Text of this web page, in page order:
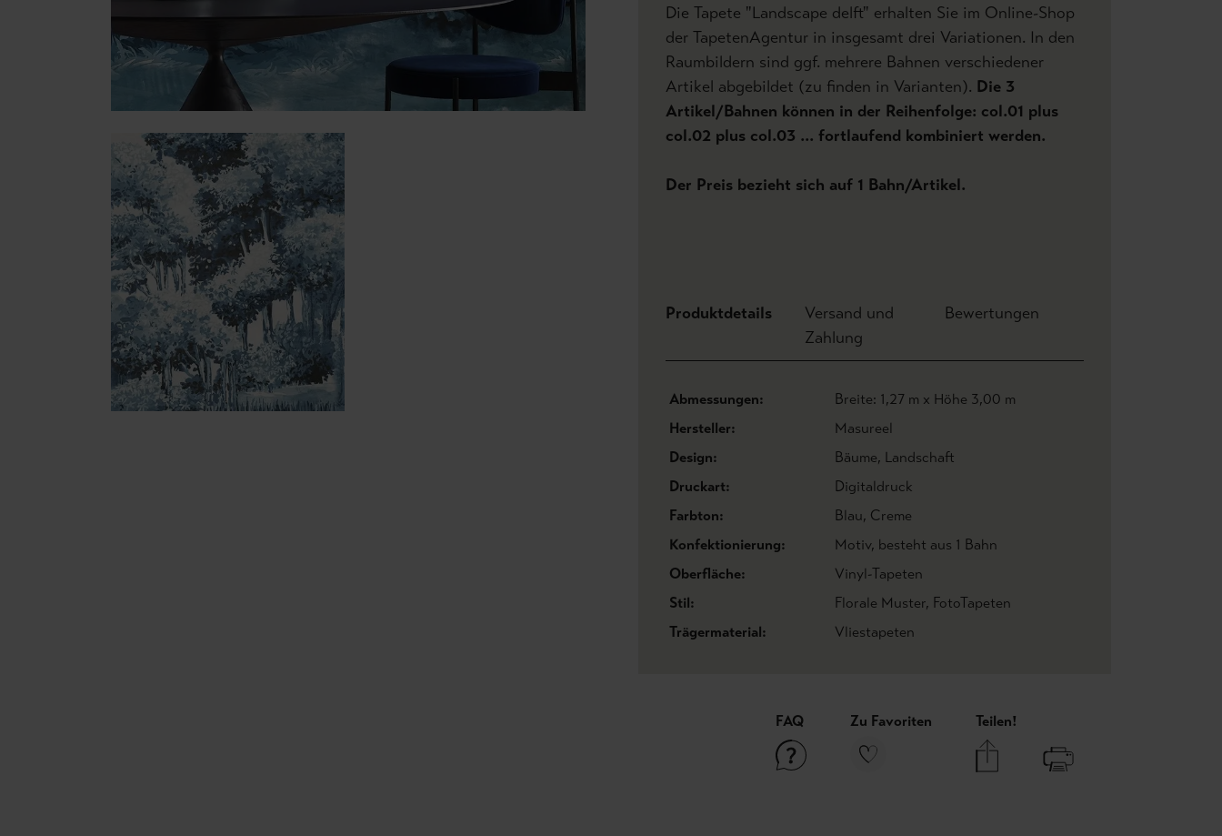
Die Tapete "Landscape delft" erhalten Sie im Online-Shop
der TapetenAgentur in insgesamt drei Variationen. In den
Raumbildern sind ggf. mehrere Bahnen verschiedener
Artikel abgebildet (zu finden in Varianten). Die 3
Artikel/Bahnen können in der Reihenfolge: col.01 plus
col.02 plus col.03 ... fortlaufend kombiniert werden.
Der Preis bezieht sich auf 1 Bahn/Artikel.
Produktdetails
Versand und
Zahlung
Bewertungen
Abmessungen:
Breite: 1,27 m x Höhe 3,00 m
Hersteller:
Masureel
Design:
Bäume, Landschaft
Druckart:
Digitaldruck
Farbton:
Blau, Creme
Konfektionierung:
Motiv, besteht aus 1 Bahn
Oberfläche:
Vinyl-Tapeten
Stil:
Florale Muster, FotoTapeten
Trägermaterial:
Vliestapeten
FAQ Zu Favoriten Teilen!